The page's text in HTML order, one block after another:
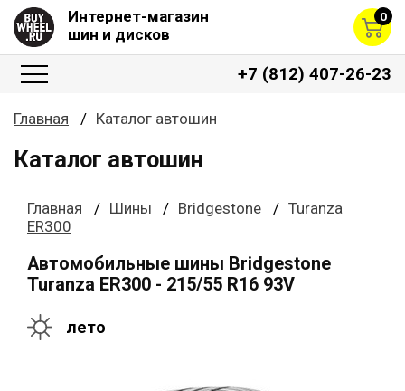
Интернет-магазин
шин и дисков
0
+7 (812) 407-26-23
Главная Каталог автошин
Каталог автошин
Главная Шины Bridgestone
Turanza
ER300
Автомобильные шины Bridgestone
Turanza ER300 - 215/55 R16 93V
лето